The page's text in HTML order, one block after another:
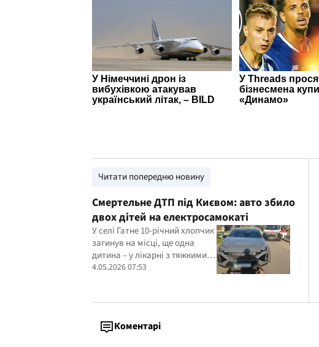
Читати попередню новину
Смертельне ДТП під Києвом: авто збило
двох дітей на електросамокаті
У селі Гатне 10-річний хлопчик
загинув на місці, ще одна
дитина – у лікарні з тяжкими
травмами
4.05.2026 07:53
Коментарі